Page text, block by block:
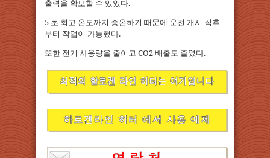
출력을 확보할 수 있었다.
5 초 최고 온도까지 승온하기 때문에 운전 개시 직후
부터 작업이 가능했다.
또한 전기 사용량을 줄이고 CO2 배출도 줄였다.